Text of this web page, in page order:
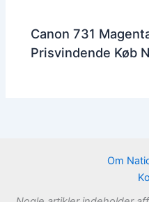
Canon 731
Prisvindende Køb
Om